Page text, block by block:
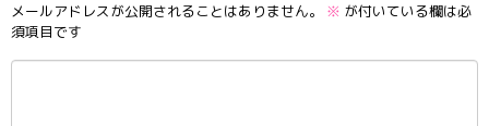
メールアドレスが公開されることはありません。 ※ が付いている欄は必
須項目です